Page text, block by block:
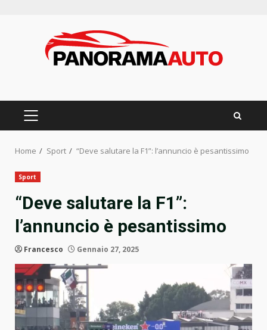
PRIMARY
Home Sport “Deve salutare la F1”: l’annuncio è pesantissimo
Sport
“Deve salutare la F1”:
l’annuncio è pesantissimo
Francesco Gennaio 27, 2025